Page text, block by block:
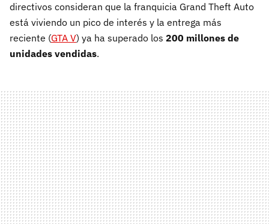
directivos consideran que la franquicia Grand Theft Auto
está viviendo un pico de interés y la entrega más
reciente (GTA V) ya ha superado los 200 millones de
unidades vendidas.